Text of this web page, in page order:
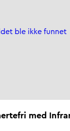
ble ikke funnet
med